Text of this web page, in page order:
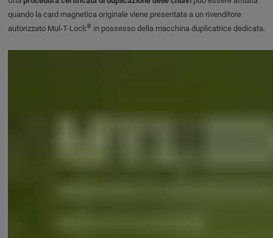
quando la card magnetica originale viene presentata a un rivenditore
autorizzato Mul-T-Lock®in possesso della macchina duplicatrice dedicata.